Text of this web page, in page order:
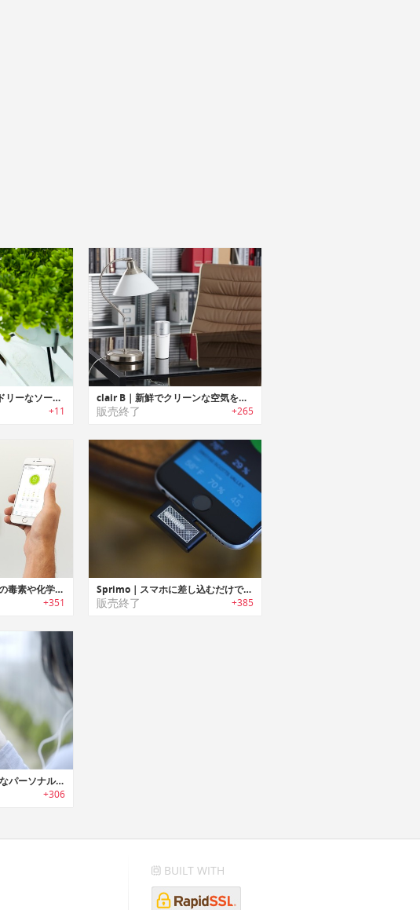
Filtron｜環境フレンドリーなソーラー空気清浄機「フィルトロン」
+11
clair B｜新鮮でクリーンな空気をもたらすポータブル空気清浄機「クレアB」
販売終了 +265
Awair Glow｜空気中の毒素や化学物質を追跡し分かりやすくお知らせするエアーモニターシステム「アウェアグロー」
+351
Sprimo｜スマホに差し込むだけで空気品質を確認可能なキーチェーンサイズのパーソナルエアーモニター「スプリモ」
販売終了 +385
Huma-i｜ポータブルなパーソナル空気品質モニターデバイス「ヒューマアイ」
+306
BUILT WITH